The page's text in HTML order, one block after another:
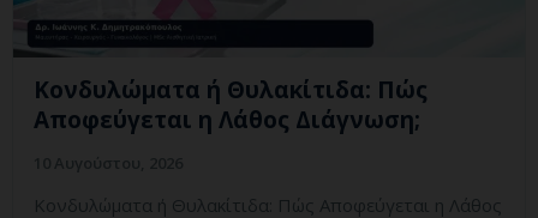
Κονδυλώματα ή Θυλακίτιδα: Πώς
Αποφεύγεται η Λάθος Διάγνωση;
Κονδυλώματα ή Θυλακίτιδα: Πώς Αποφεύγεται η Λάθος